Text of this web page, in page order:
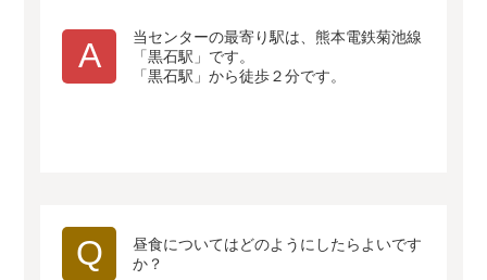
A
当センターの最寄り駅は、熊本電鉄菊池線
「黒石駅」です。
「黒石駅」から徒歩２分です。
Q
昼食についてはどのようにしたらよいです
か？